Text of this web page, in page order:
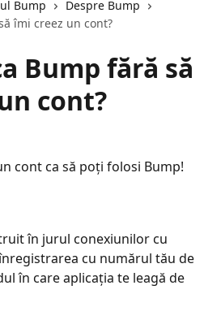
Bump
Despre Bump
îmi creez un cont?
Bump fără să
cont?
cont ca să poți folosi Bump!
în jurul conexiunilor cu
cu numărul tău de
în care aplicația te leagă de